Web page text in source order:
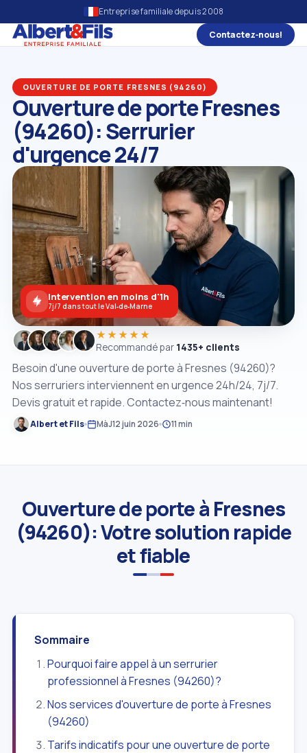
Entreprise familiale depuis 2008
Contactez‑nous!
OUVERTURE DE PORTE FRESNES (94260)
Ouverture de porte Fresnes
(94260): Serrurier
d'urgence 24/7
Besoin d'une ouverture de porte à Fresnes (94260)?
Nos serruriers interviennent en urgence 24h/24, 7j/7.
Devis gratuit et rapide. Contactez‑nous maintenant!
Albert et Fils MàJ12 juin 2026 11 min
★★★★★
Recommandé par 1435+ clients
Intervention en moins d'1h
7j/7 dans tout le Val‑de‑Marne
Ouverture de porte à Fresnes
(94260): Votre solution rapide
et fiable
Sommaire
Pourquoi faire appel à un serrurier
professionnel à Fresnes (94260)?
Nos services d'ouverture de porte à Fresnes
(94260)
Tarifs indicatifs pour une ouverture de porte